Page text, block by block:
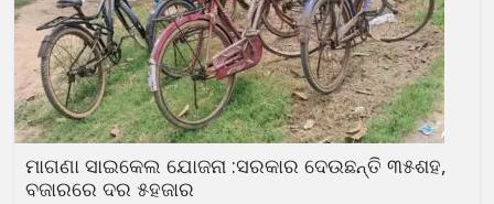
ମାଗଣା ସାଇକେଲ ଯୋଜନା :ସରକାର ଦେଉଛନ୍ତି ୩୫ଶହ,
ବଜାରରେ ଦର ୫ହଜାର